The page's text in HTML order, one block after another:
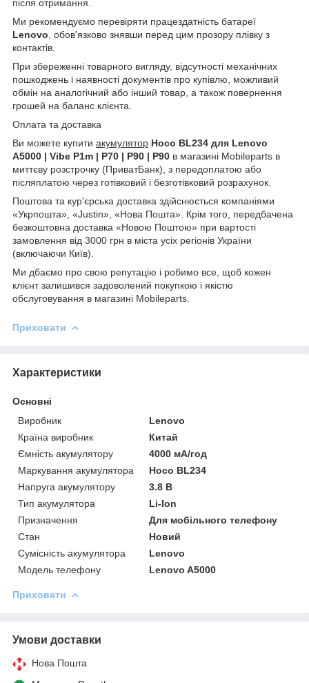
після отримання.
Ми рекомендуємо перевіряти працездатність батареї
Lenovo , обов'язково знявши перед цим прозору плівку з
контактів.
При збереженні товарного вигляду, відсутності механічних
пошкоджень і наявності документів про купівлю, можливий
обмін на аналогічний або інший товар, а також повернення
грошей на баланс клієнта.
Оплата та доставка
Ви можете купити акумулятор Hoco BL234 для Lenovo
A5000 | Vibe P1m | P70 | P90 | P90 в магазині Mobileparts в
миттєву розстрочку (ПриватБанк), з передоплатою або
післяплатою через готівковий і безготівковий розрахунок.
Поштова та кур'єрська доставка здійснюється компаніями
«Укрпошта», «Justin», «Нова Пошта». Крім того, передбачена
безкоштовна доставка «Новою Поштою» при вартості
замовлення від 3000 грн в міста усіх регіонів України
(включаючи Київ).
Ми дбаємо про свою репутацію і робимо все, щоб кожен
клієнт залишився задоволений покупкою і якістю
обслуговування в магазині Mobileparts.
Приховати
Характеристики
Основні
Виробник
Lenovo
Країна виробник
Китай
Ємність акумулятору
4000 мА/год
Маркування акумулятора
Hoco BL234
Напруга акумулятору
3.8 В
Тип акумулятора
Li-Ion
Призначення
Для мобільного телефону
Стан
Новий
Сумісність акумулятора
Lenovo
Модель телефону
Lenovo A5000
Приховати
Умови доставки
Нова Пошта